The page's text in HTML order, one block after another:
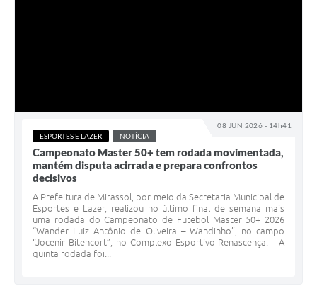
08 JUN 2026 - 14h41
ESPORTES E LAZER NOTÍCIA
Campeonato Master 50+ tem rodada movimentada,
mantém disputa acirrada e prepara confrontos
decisivos
A Prefeitura de Mirassol, por meio da Secretaria Municipal de
Esportes e Lazer, realizou no último final de semana mais
uma rodada do Campeonato de Futebol Master 50+ 2026
“Wander Luiz Antônio de Oliveira – Wandinho”, no campo
“Jocenir Bitencort”, no Complexo Esportivo Renascença. A
quinta rodada foi...